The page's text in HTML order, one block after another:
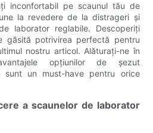
inconfortabil pe scaunul tău de
la revedere de la distrageri și
laborator reglabile. Descoperiți
găsită potrivirea perfectă pentru
nostru articol. Alăturați-ne în
opțiunilor de șezut
sunt un must-have pentru orice
a scaunelor de laborator